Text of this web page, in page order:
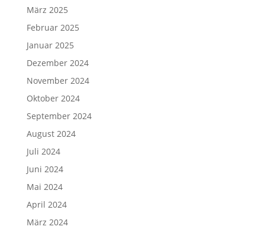
März 2025
Februar 2025
Januar 2025
Dezember 2024
November 2024
Oktober 2024
September 2024
August 2024
Juli 2024
Juni 2024
Mai 2024
April 2024
März 2024